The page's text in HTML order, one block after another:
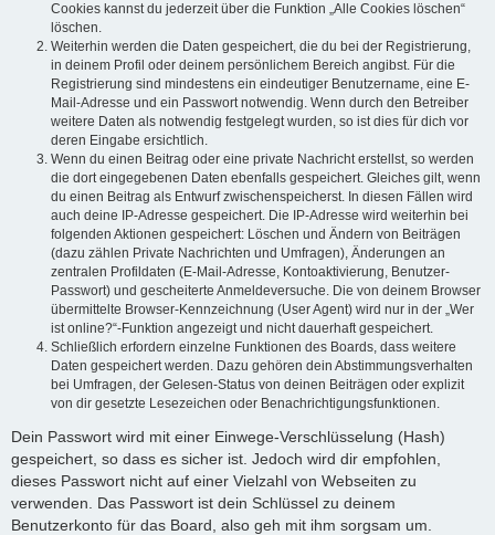
Cookies kannst du jederzeit über die Funktion „Alle Cookies löschen“
löschen.
Weiterhin werden die Daten gespeichert, die du bei der Registrierung,
in deinem Profil oder deinem persönlichem Bereich angibst. Für die
Registrierung sind mindestens ein eindeutiger Benutzername, eine E-
Mail-Adresse und ein Passwort notwendig. Wenn durch den Betreiber
weitere Daten als notwendig festgelegt wurden, so ist dies für dich vor
deren Eingabe ersichtlich.
Wenn du einen Beitrag oder eine private Nachricht erstellst, so werden
die dort eingegebenen Daten ebenfalls gespeichert. Gleiches gilt, wenn
du einen Beitrag als Entwurf zwischenspeicherst. In diesen Fällen wird
auch deine IP-Adresse gespeichert. Die IP-Adresse wird weiterhin bei
folgenden Aktionen gespeichert: Löschen und Ändern von Beiträgen
(dazu zählen Private Nachrichten und Umfragen), Änderungen an
zentralen Profildaten (E-Mail-Adresse, Kontoaktivierung, Benutzer-
Passwort) und gescheiterte Anmeldeversuche. Die von deinem Browser
übermittelte Browser-Kennzeichnung (User Agent) wird nur in der „Wer
ist online?“-Funktion angezeigt und nicht dauerhaft gespeichert.
Schließlich erfordern einzelne Funktionen des Boards, dass weitere
Daten gespeichert werden. Dazu gehören dein Abstimmungsverhalten
bei Umfragen, der Gelesen-Status von deinen Beiträgen oder explizit
von dir gesetzte Lesezeichen oder Benachrichtigungsfunktionen.
Dein Passwort wird mit einer Einwege-Verschlüsselung (Hash)
gespeichert, so dass es sicher ist. Jedoch wird dir empfohlen,
dieses Passwort nicht auf einer Vielzahl von Webseiten zu
verwenden. Das Passwort ist dein Schlüssel zu deinem
Benutzerkonto für das Board, also geh mit ihm sorgsam um.